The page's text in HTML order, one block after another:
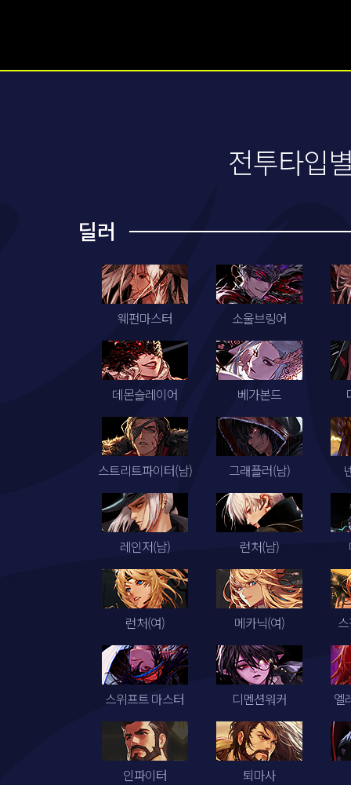
전투타입
딜러
웨펀마스터 소울브링어
데몬슬레이어 베가본드
스트리트파이터(남) 그래플러(남)
레인저(남) 런처(남)
런처(여) 메카닉(여)
스위프트 마스터 디멘션워커 엘
인파이터 퇴마사